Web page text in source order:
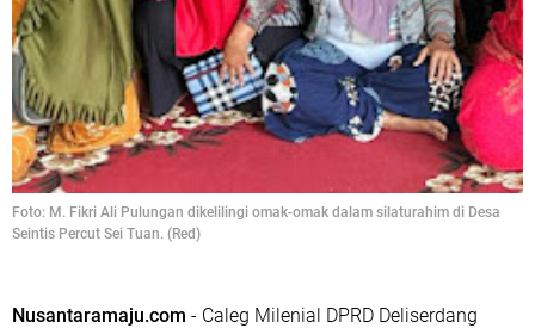
Foto: M. Fikri Ali Pulungan dikelilingi omak-omak dalam silaturahim di Desa
Seintis Percut Sei Tuan. (Red)
Nusantaramaju.com - Caleg Milenial DPRD Deliserdang